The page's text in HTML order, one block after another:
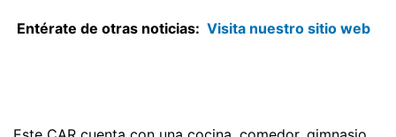
Entérate de otras noticias: Visita nuestro sitio web